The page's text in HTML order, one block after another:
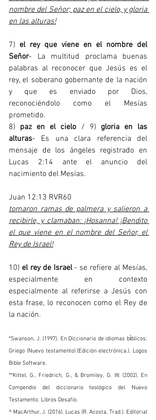
nombre del Señor; paz en el cielo, y gloria
en las alturas!
7) el rey que viene en el nombre del
Señor- La multitud proclama buenas
palabras al reconocer que Jesús es el
rey, el soberano gobernante de la nación
y que es enviado por Dios,
reconociéndolo como el Mesías
prometido.
8) paz en el cielo / 9) gloria en las
alturas- Es una clara referencia del
mensaje de los ángeles registrado en
Lucas 2:14 ante el anuncio del
nacimiento del Mesías.
Juan 12:13 RVR60
tomaron ramas de palmera y salieron a
recibirle, y clamaban: ¡Hosanna! ¡Bendito
el que viene en el nombre del Señor, el
Rey de Israel!
10) el rey de Israel - se refiere al Mesías,
especialmente en contexto
especialmente al referirse a Jesús con
esta frase, lo reconocen como el Rey de
la nación.
*Swanson, J. (1997). En Diccionario de idiomas bı́blicos:
Griego (Nuevo testamento) (Edición electrónica.). Logos
Bible Software.
**Kittel, G., Friedrich, G., & Bromiley, G. W. (2002). En
Compendio del diccionario teológico del Nuevo
Testamento. Libros Desafío.
^ MacArthur, J. (2016). Lucas (R. Acosta, Trad.). Editorial